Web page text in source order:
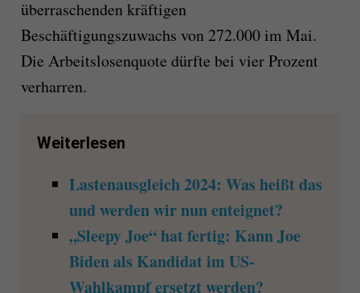
überraschenden kräftigen
Beschäftigungszuwachs von 272.000 im Mai.
Die Arbeitslosenquote dürfte bei vier Prozent
verharren.
Weiterlesen
Lastenausgleich 2024: Was heißt das
und werden wir nun enteignet?
„Sleepy Joe“ hat fertig: Kann Joe
Biden als Kandidat im US-
Wahlkampf ersetzt werden?